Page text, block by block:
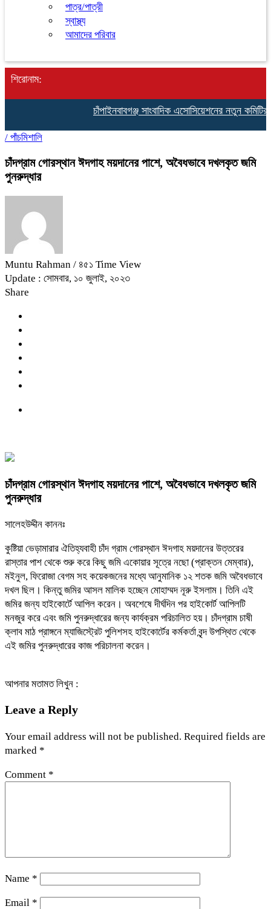
পাত্র/পাত্রী
স্বাস্থ্য
আমাদের পরিবার
শিরোনাম:
চাঁপাইনবাবগঞ্জ সাংবাদিক এসোসিয়েশনের নতুন কমিটির
/ পাঁচমিশালি
চাঁদগ্রাম গোরস্থান ঈদগাহ ময়দানের পাশে, অবৈধভাবে দখলকৃত জমি
পুনরুদ্ধার
Muntu Rahman / ৪৫১ Time View
Update : সোমবার, ১০ জুলাই, ২০২৩
Share
চাঁদগ্রাম গোরস্থান ঈদগাহ ময়দানের পাশে, অবৈধভাবে দখলকৃত জমি
পুনরুদ্ধার
সালেহউদ্দীন কাননঃ
কুষ্টিয়া ভেড়ামারার ঐতিহ্যবাহী চাঁদ গ্রাম গোরস্থান ঈদগাহ ময়দানের উত্তরের
রাস্তার পাশ থেকে শুরু করে কিছু জমি একোয়ার সূত্রে নছো (প্রাক্তন মেম্বার),
মইনুল, ফিরোজা বেগম সহ কয়েকজনের মধ্যে আনুমানিক ১২ শতক জমি অবৈধভাবে
দখল ছিল। কিন্তু জমির আসল মালিক হচ্ছেন মোহাম্মদ নূরু ইসলাম। তিনি এই
জমির জন্য হাইকোর্টে আপিল করেন। অবশেষে দীর্ঘদিন পর হাইকোর্ট আপিলটি
মনজুর করে এবং জমি পুনরুদ্ধারের জন্য কার্যক্রম পরিচালিত হয়। চাঁদগ্রাম চাষী
ক্লাব মাঠ প্রাঙ্গনে ম্যাজিস্ট্রেট পুলিশসহ হাইকোর্টের কর্মকর্তা বৃন্দ উপস্থিত থেকে
এই জমির পুনরুদ্ধারের কাজ পরিচালনা করেন।
আপনার মতামত লিখুন :
Leave a Reply
Your email address will not be published. Required fields are
marked *
Comment *
Name *
Email *